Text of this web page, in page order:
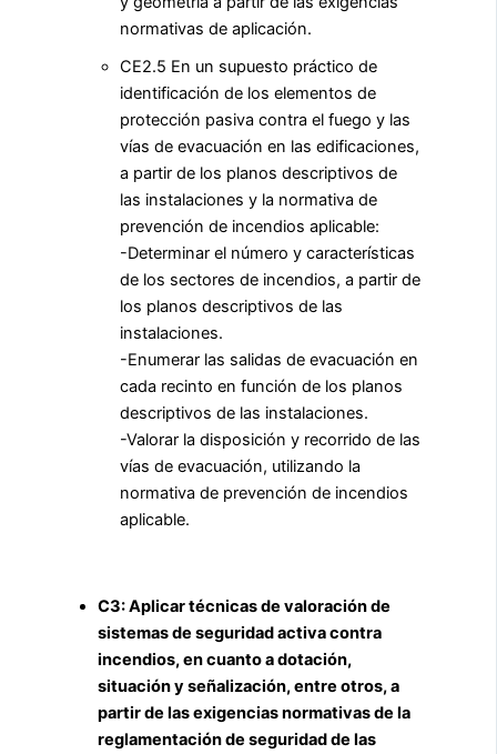
normativas de aplicación.
CE2.5 En un supuesto práctico de
identificación de los elementos de
protección pasiva contra el fuego y las
vías de evacuación en las edificaciones,
a partir de los planos descriptivos de
las instalaciones y la normativa de
prevención de incendios aplicable:
-Determinar el número y características
de los sectores de incendios, a partir de
los planos descriptivos de las
instalaciones.
-Enumerar las salidas de evacuación en
cada recinto en función de los planos
descriptivos de las instalaciones.
-Valorar la disposición y recorrido de las
vías de evacuación, utilizando la
normativa de prevención de incendios
aplicable.
C3: Aplicar técnicas de valoración de
sistemas de seguridad activa contra
incendios, en cuanto a dotación,
situación y señalización, entre otros, a
partir de las exigencias normativas de la
reglamentación de seguridad de las